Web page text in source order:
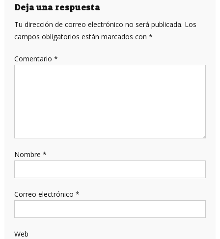
entradas
Deja una respuesta
Tu dirección de correo electrónico no será publicada. Los
campos obligatorios están marcados con *
Comentario *
Nombre *
Correo electrónico *
Web